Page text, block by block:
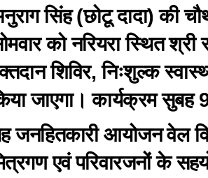
सिंह (छोटू दादा) की
को नरियरा स्थित
शिविर, निःशुल्क
जाएगा। कार्यक्रम
जनहितकारी आयोजन वेल
एवं परिवारजनों के